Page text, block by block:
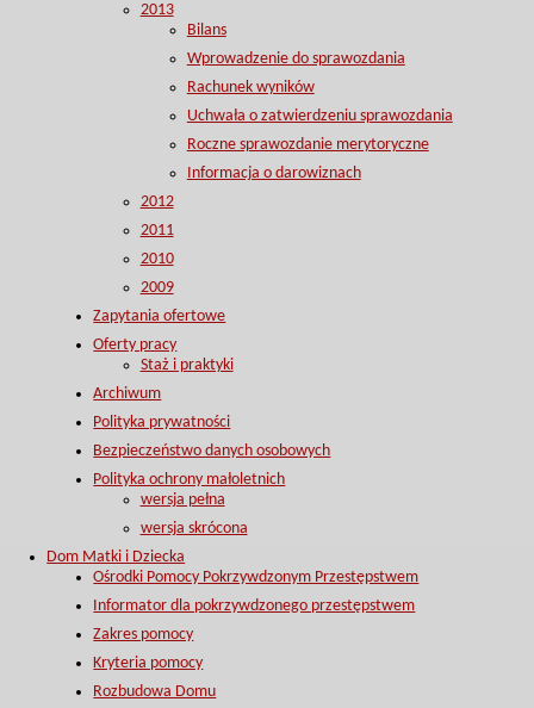
2013
Bilans
Wprowadzenie do sprawozdania
Rachunek wyników
Uchwała o zatwierdzeniu sprawozdania
Roczne sprawozdanie merytoryczne
Informacja o darowiznach
2012
2011
2010
2009
Zapytania ofertowe
Oferty pracy
Staż i praktyki
Archiwum
Polityka prywatności
Bezpieczeństwo danych osobowych
Polityka ochrony małoletnich
wersja pełna
wersja skrócona
Dom Matki i Dziecka
Ośrodki Pomocy Pokrzywdzonym Przestępstwem
Informator dla pokrzywdzonego przestępstwem
Zakres pomocy
Kryteria pomocy
Rozbudowa Domu